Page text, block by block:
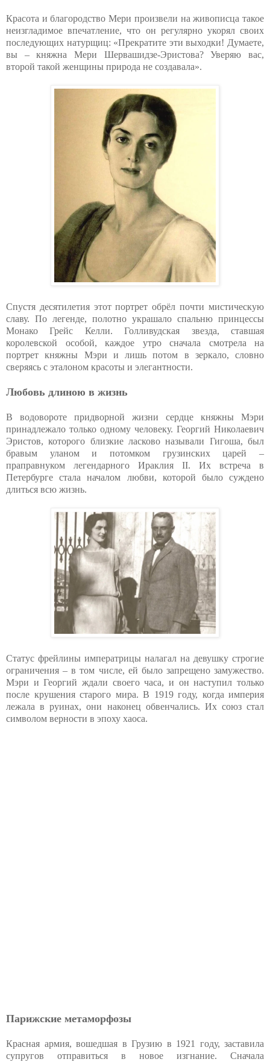
Красота и благородство Мери произвели на живописца такое
неизгладимое впечатление, что он регулярно укорял своих
последующих натурщиц: «Прекратите эти выходки! Думаете,
вы – княжна Мери Шервашидзе-Эристова? Уверяю вас,
второй такой женщины природа не создавала».
Спустя десятилетия этот портрет обрёл почти мистическую
славу. По легенде, полотно украшало спальню принцессы
Монако Грейс Келли. Голливудская звезда, ставшая
королевской особой, каждое утро сначала смотрела на
портрет княжны Мэри и лишь потом в зеркало, словно
сверяясь с эталоном красоты и элегантности.
Любовь длиною в жизнь
В водовороте придворной жизни сердце княжны Мэри
принадлежало только одному человеку. Георгий Николаевич
Эристов, которого близкие ласково называли Гигоша, был
бравым уланом и потомком грузинских царей –
праправнуком легендарного Ираклия II. Их встреча в
Петербурге стала началом любви, которой было суждено
длиться всю жизнь.
Статус фрейлины императрицы налагал на девушку строгие
ограничения – в том числе, ей было запрещено замужество.
Мэри и Георгий ждали своего часа, и он наступил только
после крушения старого мира. В 1919 году, когда империя
лежала в руинах, они наконец обвенчались. Их союз стал
символом верности в эпоху хаоса.
Парижские метаморфозы
Красная армия, вошедшая в Грузию в 1921 году, заставила
супругов отправиться в новое изгнание. Сначала